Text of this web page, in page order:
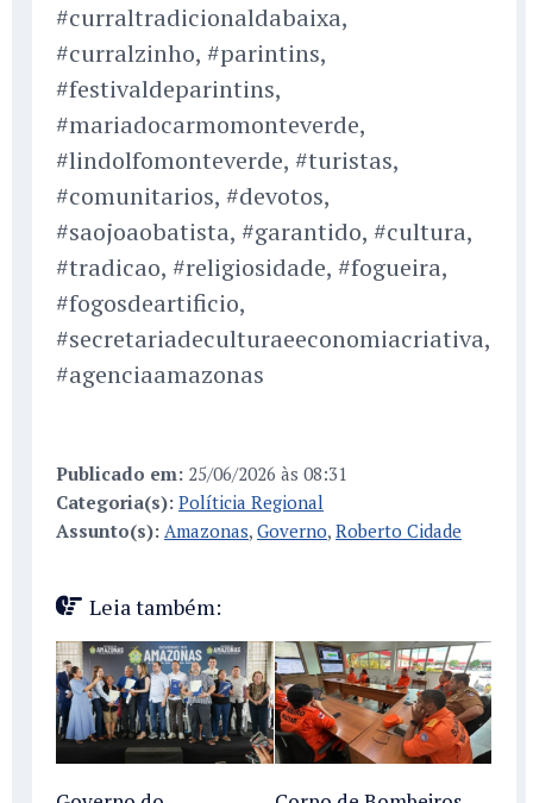
#curraltradicionaldabaixa,
#curralzinho, #parintins,
#festivaldeparintins,
#mariadocarmomonteverde,
#lindolfomonteverde, #turistas,
#comunitarios, #devotos,
#saojoaobatista, #garantido, #cultura,
#tradicao, #religiosidade, #fogueira,
#fogosdeartificio,
#secretariadeculturaeeconomiacriativa,
#agenciaamazonas
Publicado em: 25/06/2026 às 08:31
Categoria(s): Políticia Regional
Assunto(s): Amazonas, Governo, Roberto Cidade
Leia também: